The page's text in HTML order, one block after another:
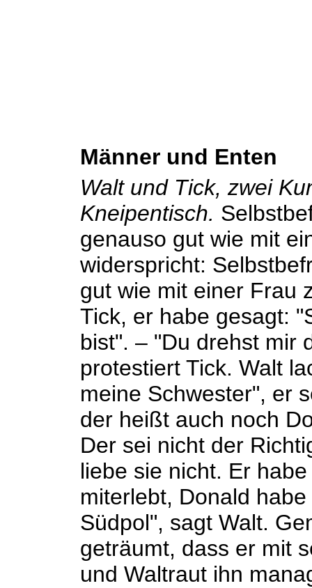
Männer und Enten
Walt und Tick, zwei
Kneipentisch.
genauso gut wie mit
widerspricht:
gut wie mit einer Frau
Tick, er habe gesagt:
bist". – "Du drehst mir
protestiert Tick. Walt
meine Schwester", er
der heißt auch noch
Der sei nicht der
liebe sie nicht. Er
miterlebt, Donald
Südpol", sagt Walt.
geträumt, dass er mit
und Waltraut ihn